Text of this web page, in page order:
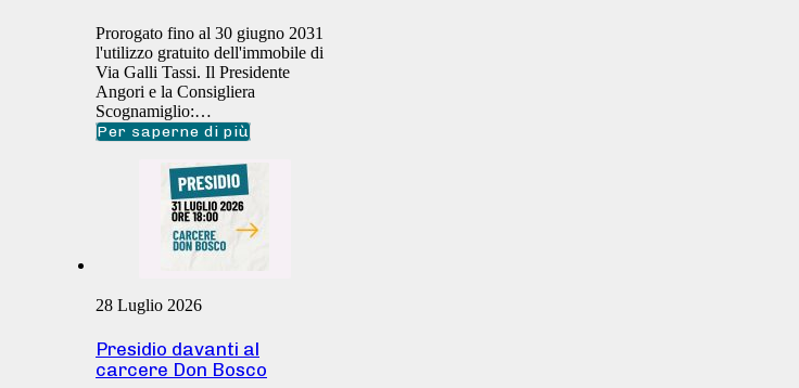
Prorogato fino al 30 giugno 2031
l'utilizzo gratuito dell'immobile di
Via Galli Tassi. Il Presidente
Angori e la Consigliera
Scognamiglio:…
Per saperne di più
28 Luglio 2026
Presidio davanti al
carcere Don Bosco